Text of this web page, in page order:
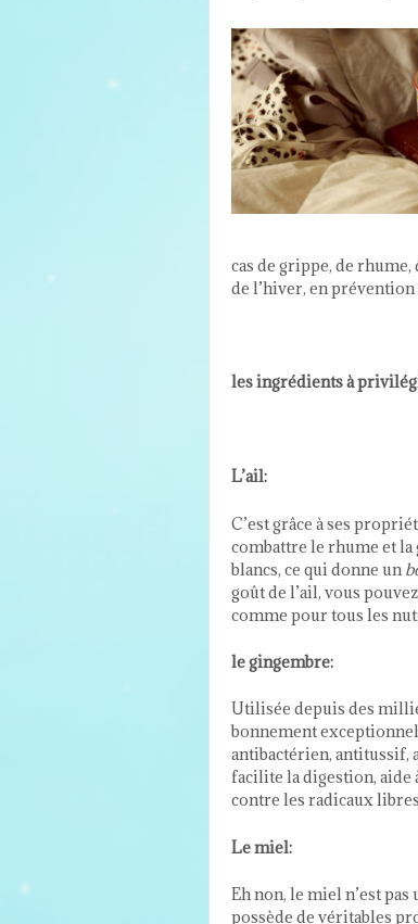
cas de grippe, de
de l’hiver, en
les ingrédients à
L’ail:
C’est grâce à ses
combattre le rhume et
blancs, ce qui donne un
goût de l’ail, vous
comme pour tous les
le gingembre:
Utilisée depuis des
bonnement
antibactérien,
facilite la digestion, aide
contre les radicaux
Le miel:
Eh non, le miel n’est
possède de véritables